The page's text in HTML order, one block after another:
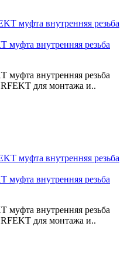
муфта внутренняя резьба
муфта внутренняя резьба
для монтажа и..
муфта внутренняя резьба
муфта внутренняя резьба
для монтажа и..